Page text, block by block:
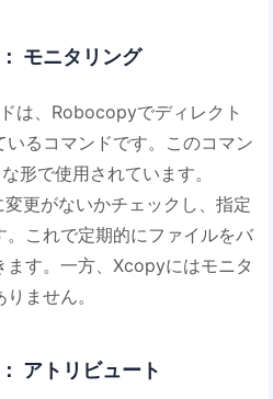
モニタリング
は、Robocopyでディレクト
いるコマンドです。このコマン
形で使用されています。
変更がないかチェックし、指定
。これで定期的にファイルをバ
ます。一方、Xcopyにはモニタ
ません。
アトリビュート